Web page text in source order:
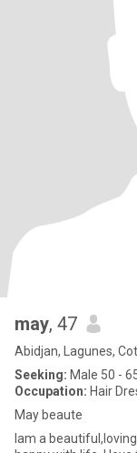
may, 47
Abidjan, Lagunes,
Seeking: Male 50 -
Occupation: Hair
May beaute
Iam a beautiful,loving,gentle ,hard working